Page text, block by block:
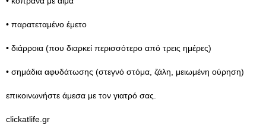
• παρατεταμένο έμετο
• διάρροια (που διαρκεί περισσότερο από τρεις ημέρες)
• σημάδια αφυδάτωσης (στεγνό στόμα, ζάλη, μειωμένη ούρηση)
επικοινωνήστε άμεσα με τον γιατρό σας.
clickatlife.gr